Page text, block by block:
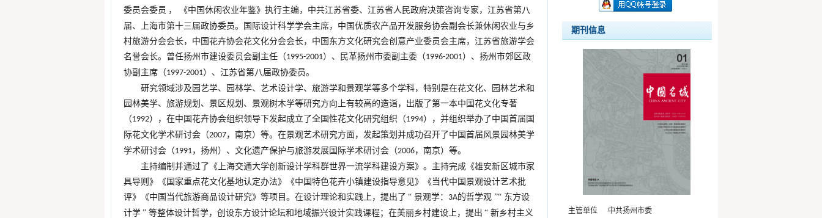
委员会委员 ，
《中国休闲农业年鉴》执行主编，中共江苏省委、江苏省人民政府决策咨询专家，江苏省第八
届、上海市第十三届政协委员。国际设计科学学会主席，中国优质农产品开发服务协会副会长兼休闲农业与乡
村旅游分会会长，中国花卉协会花文化分会会长，中国东方文化研究会创意产业委员会主席，江苏省旅游学会
名誉会长。曾任扬州市建设委员会副主任（1995-2001）、民革扬州市委副主委（1996-2001）、扬州市郊区政
协副主席（1997-2001）、江苏省第八届政协委员。
研究领域涉及园艺学、园林学、艺术设计学、旅游学和景观学等多个学科，特别是在花文化、园林艺术和
园林美学、旅游规划、景区规划、景观树木学等研究方向上有较高的造诣，出版了第一本中国花文化专著
（1992），在中国花卉协会组织领导下发起成立了全国性花文化研究组织（1994），并组织举办了中国首届国
际花文化学术研讨会（2007，南京）等。在景观艺术研究方面，发起策划并成功召开了中国首届风景园林美学
学术研讨会（1991，扬州）、文化遗产保护与旅游发展国际学术研讨会（2006，南京）等。
主持编制并通过了《上海交通大学创新设计学科群世界一流学科建设方案》。主持完成《雄安新区城市家
具导则》《国家重点花文化基地认定办法》《中国特色花卉小镇建设指导意见》《当代中国景观设计艺术批
评》《中国当代旅游商品设计研究》等项目。在设计理论和实践上，提出了 “ 景观学： 3A的哲学观 ”“ 东方设
计学 ” 等整体设计哲学，创设东方设计论坛和地域振兴设计实践课程；在美丽乡村建设上，提出 “ 新乡村主义
期刊信息
主管单位
中共扬州市委